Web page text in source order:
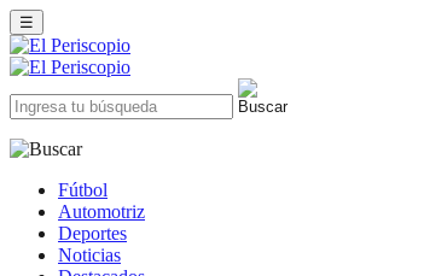
☰
Fútbol
Automotriz
Deportes
Noticias